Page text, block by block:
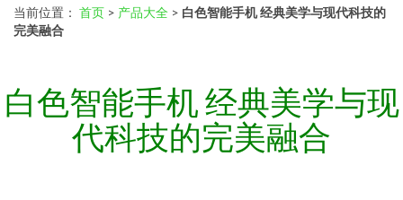
当前位置： 首页 > 产品大全 > 白色智能手机 经典美学与现代科技的
完美融合
白色智能手机 经典美学与现
代科技的完美融合